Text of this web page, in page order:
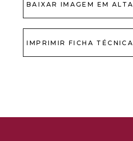
BAIXAR IMAGEM EM ALTA
IMPRIMIR FICHA TÉCNICA